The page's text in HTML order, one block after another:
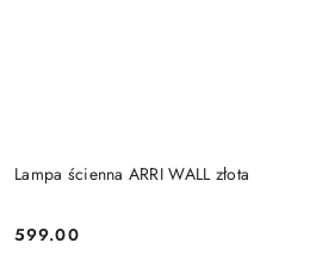
Lampa ścienna ARRI WALL złota
Cena:
599.00